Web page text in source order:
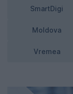
SmartDigi
Moldova
Vremea